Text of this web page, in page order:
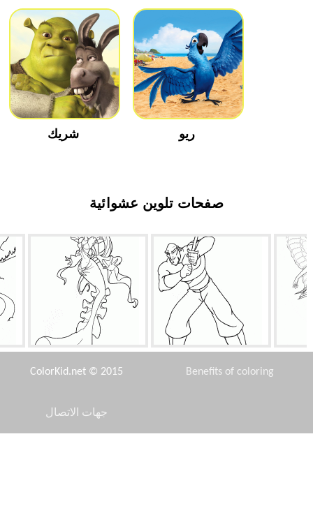
شريك ريو
صفحات تلوين عشوائية
حورية البحر ينكس صديق سندباد
ColorKid.net © 2015 Benefits of coloring
جهات الاتصال